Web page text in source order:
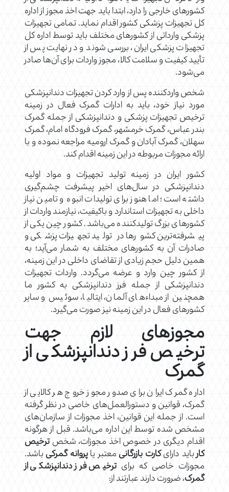
کشورهای خارجی را دارد، ابتدا باید جهت اخذ مجوز از اداره
کل تجهیزات پزشکی کشور اقدام نماید. تمامی تجهیزات
پزشکی وارداتی از کشورهای مختلف باید توسط اداره کل
تجهیزات پزشکی ایران، بررسی شوند و در نهایت پس از
تأیید کیفیت و سلامت کالا، مجوز واردات برای آن‌ها صادر
می‌شود.
شخص واردکننده پس از وارد کردن تجهیزات دندانپزشکی
مورد نیاز خود، باید به ادارات گمرک فعال در زمینه
ترخیص تجهیزات پزشکی و دندانپزشکی از جمله گمرک
بندر عباس، گمرک خرمشهر، گمرک فرودگاه امام، گمرک
سهلان، گمرک آبادان و گمرک ارومیه مراجعه نموده و با
ارائه مجوزات مربوطه در این زمینه اقدام کند.
کشور ایران در زمینه تولید تجهیزات و مواد اولیه
دندانپزشکی در سال‌های اخیر پیشرفت چشم‌گیری
داشته است؛ اما هنوز برای تولیدات انبوه و تامین نیاز
داخلی به تجهیزات استاندارد و باکیفیت، نیازمند واردات از
کشورهای بزرگ تولیدکننده می‌باشد. کشور چین یکی از
پیشرفته‌ترین کشورها در تولید تجهیزات پزشکی و
صادرات آن به کشورهای مختلف به شمار می‌آید؛ به
همین دلیل حجم زیادی از تقاضای داخلی در این زمینه،
از کشور چین وارد و عرضه می‌گردد. واردات تجهیزات
دندانپزشکی از جمله فرز دندانپزشکی به کشور ما
همچنین از مبداءهای آلمان، ایتالیا، سوئیس و سایر
کشورهای فعال در این زمینه نیز صورت می‌گیرد.
مجوزهای لازم جهت
ترخیص فرز دندانپزشکی از
گمرک
اداره گمرک ایران برای صدور مجوز خروج هر کالایی از
گمرک، قوانین و دستورالعمل‌های خاصی در نظر گرفته
است. از جمله این قوانین، اخذ مجوزات از سازمان‌های
مشخص شده توسط این اداره می‌باشد. قبل از هرگونه
اقدام دیگری در خصوص اخذ مجوزات، شخصترخیص
کارباید دارایکارت بازرگانی معتبر یاپروانه گمرکی باشد.
مجوزات خاصی که برایترخیص فرز دندانپزشکی از
گمرک، ضرورت دارند عبارتند از: